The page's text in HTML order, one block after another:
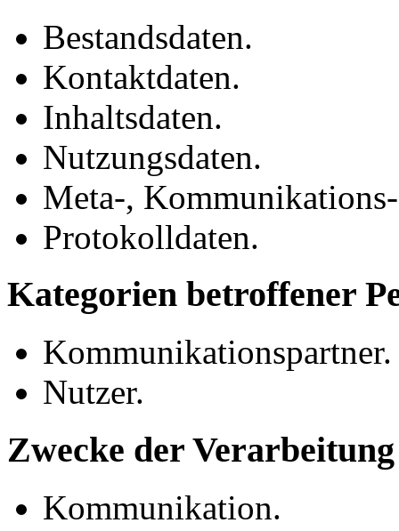
Bestandsdaten.
Kontaktdaten.
Inhaltsdaten.
Nutzungsdaten.
Meta-,
Protokolldaten.
Kategorien betroffener
Kommunikationspartner.
Nutzer.
Zwecke der Verarbeitung
Kommunikation.